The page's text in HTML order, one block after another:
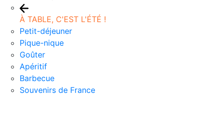
À TABLE, C'EST L'ÉTÉ !
Petit-déjeuner
Pique-nique
Goûter
Apéritif
Barbecue
Souvenirs de France